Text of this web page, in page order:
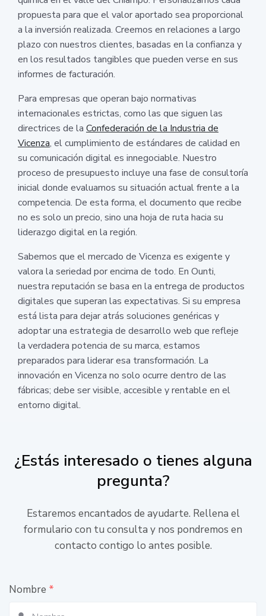
propuesta para que el valor aportado sea proporcional
a la inversión realizada. Creemos en relaciones a largo
plazo con nuestros clientes, basadas en la confianza y
en los resultados tangibles que pueden verse en sus
informes de facturación.
Para empresas que operan bajo normativas
internacionales estrictas, como las que siguen las
directrices de la Confederación de la Industria de
Vicenza, el cumplimiento de estándares de calidad en
su comunicación digital es innegociable. Nuestro
proceso de presupuesto incluye una fase de consultoría
inicial donde evaluamos su situación actual frente a la
competencia. De esta forma, el documento que recibe
no es solo un precio, sino una hoja de ruta hacia su
liderazgo digital en la región.
Sabemos que el mercado de Vicenza es exigente y
valora la seriedad por encima de todo. En Ounti,
nuestra reputación se basa en la entrega de productos
digitales que superan las expectativas. Si su empresa
está lista para dejar atrás soluciones genéricas y
adoptar una estrategia de desarrollo web que refleje
la verdadera potencia de su marca, estamos
preparados para liderar esa transformación. La
innovación en Vicenza no solo ocurre dentro de las
fábricas; debe ser visible, accesible y rentable en el
entorno digital.
¿Estás interesado o tienes alguna
pregunta?
Estaremos encantados de ayudarte. Rellena el
formulario con tu consulta y nos pondremos en
contacto contigo lo antes posible.
Nombre *